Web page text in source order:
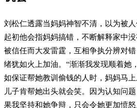
刘松仁透露当妈妈神智不清，以为被人
起初他会指妈妈搞错，不断解释家中
被信任而大发雷霆，互相争执分辨对
绪犹如火上加油。“渐渐我发现顺着她
如保证帮她教训偷钱的人时，妈妈马
儿子肯帮她出头就会笑。因为认知问
果我坚持和她争辩，只会令她更加愤怒